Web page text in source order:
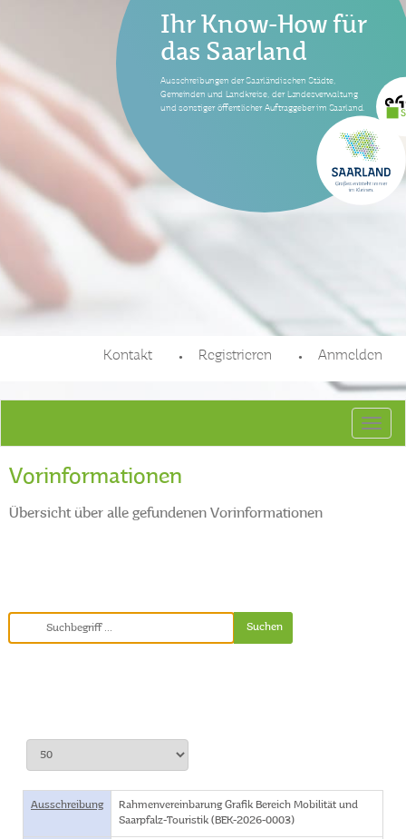
Ihr Know-How für
das Saarland
Ausschreibungen der Saarländischen Städte,
Gemeinden und Landkreise, der Landesverwaltung
und sonstiger öffentlicher Auftraggeber im Saarland.
Kontakt Registrieren Anmelden
Vorinformationen
Übersicht über alle gefundenen Vorinformationen
Ausschreibung
Rahmenvereinbarung Grafik Bereich Mobilität und
Saarpfalz-Touristik (BEK-2026-0003)